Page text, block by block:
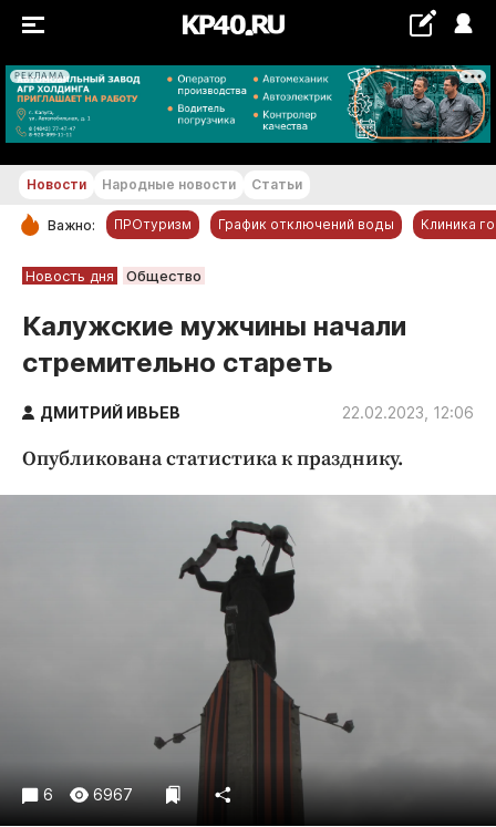
РЕКЛАМА
+21...+22 °С
РУБРИКИ
Новости компаний
Статьи
Народные новости
Недвижимость и ЖКХ
Происшествия
Спорт
Экономика и бизнес
Новости Народные новости Статьи
Важно: ПРОтуризм График отключений воды Клиника
Новость дня Общество
Калужские мужчины начали
стремительно стареть
ДМИТРИЙ ИВЬЕВ 22.02.2023, 12:06
Опубликована статистика к празднику.
6 6967